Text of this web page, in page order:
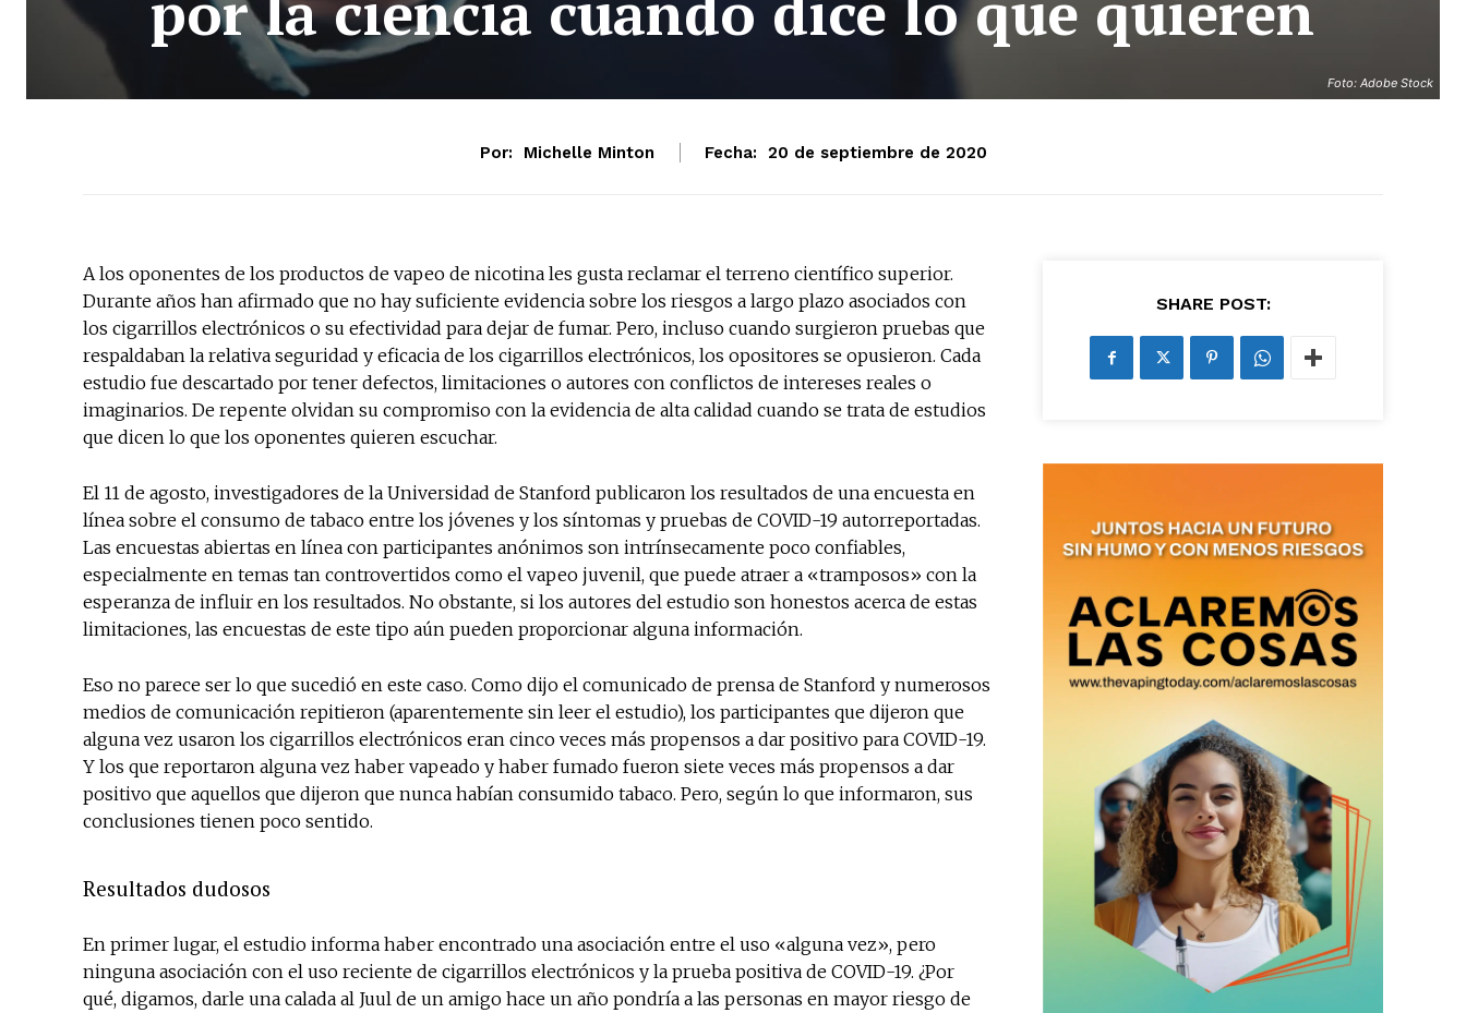
No te pierdas de las últimas
noticias
Suscríbete a nuestro boletín diario y recibe todas las
noticias del vapeo y la reducción de daños en tu correo
Subscribe to our daily clipping and receive all the news
of vaping and tobacco harm reduction in your email.
SUBSCRIBIRSE
Foto: Adobe Stock
Por: Michelle Minton Fecha: 20 de septiembre de 2020
A los oponentes de los productos de vapeo de nicotina les gusta reclamar el terreno científico superior.
Durante años han afirmado que no hay suficiente evidencia sobre los riesgos a largo plazo asociados con
los cigarrillos electrónicos o su efectividad para dejar de fumar. Pero, incluso cuando surgieron pruebas que
respaldaban la relativa seguridad y eficacia de los cigarrillos electrónicos, los opositores se opusieron. Cada
estudio fue descartado por tener defectos, limitaciones o autores con conflictos de intereses reales o
imaginarios. De repente olvidan su compromiso con la evidencia de alta calidad cuando se trata de estudios
que dicen lo que los oponentes quieren escuchar.
El 11 de agosto, investigadores de la Universidad de Stanford publicaron los resultados de una encuesta en
línea sobre el consumo de tabaco entre los jóvenes y los síntomas y pruebas de COVID-19 autorreportadas.
Las encuestas abiertas en línea con participantes anónimos son intrínsecamente poco confiables,
especialmente en temas tan controvertidos como el vapeo juvenil, que puede atraer a «tramposos» con la
esperanza de influir en los resultados. No obstante, si los autores del estudio son honestos acerca de estas
limitaciones, las encuestas de este tipo aún pueden proporcionar alguna información.
Eso no parece ser lo que sucedió en este caso. Como dijo el comunicado de prensa de Stanford y numerosos
medios de comunicación repitieron (aparentemente sin leer el estudio), los participantes que dijeron que
alguna vez usaron los cigarrillos electrónicos eran cinco veces más propensos a dar positivo para COVID-19.
Y los que reportaron alguna vez haber vapeado y haber fumado fueron siete veces más propensos a dar
positivo que aquellos que dijeron que nunca habían consumido tabaco. Pero, según lo que informaron, sus
conclusiones tienen poco sentido.
Resultados dudosos
En primer lugar, el estudio informa haber encontrado una asociación entre el uso «alguna vez», pero
ninguna asociación con el uso reciente de cigarrillos electrónicos y la prueba positiva de COVID-19. ¿Por
qué, digamos, darle una calada al Juul de un amigo hace un año pondría a las personas en mayor riesgo de
SHARE POST: